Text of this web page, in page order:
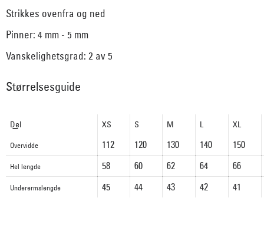
Strikkes ovenfra og ned
Pinner: 4 mm - 5 mm
Vanskelighetsgrad: 2 av 5
Størrelsesguide
Del XS S M L XL
Overvidde 112 120 130 140 150
Hel lengde 58 60 62 64 66
Underermslengde 45 44 43 42 41